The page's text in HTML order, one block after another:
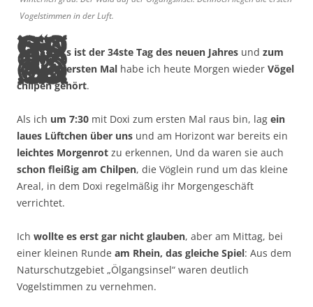
Vogelstimmen in der Luft.
Es ist der 34ste Tag des neuen Jahres und zum
ersten Mal habe ich heute Morgen wieder Vögel
chilpen gehört.
Als ich um 7:30 mit Doxi zum ersten Mal raus bin, lag ein
laues Lüftchen über uns und am Horizont war bereits ein
leichtes Morgenrot zu erkennen, Und da waren sie auch
schon fleißig am Chilpen, die Vöglein rund um das kleine
Areal, in dem Doxi regelmäßig ihr Morgengeschäft
verrichtet.
Ich wollte es erst gar nicht glauben, aber am Mittag, bei
einer kleinen Runde am Rhein, das gleiche Spiel: Aus dem
Naturschutzgebiet „Ölgangsinsel“ waren deutlich
Vogelstimmen zu vernehmen.